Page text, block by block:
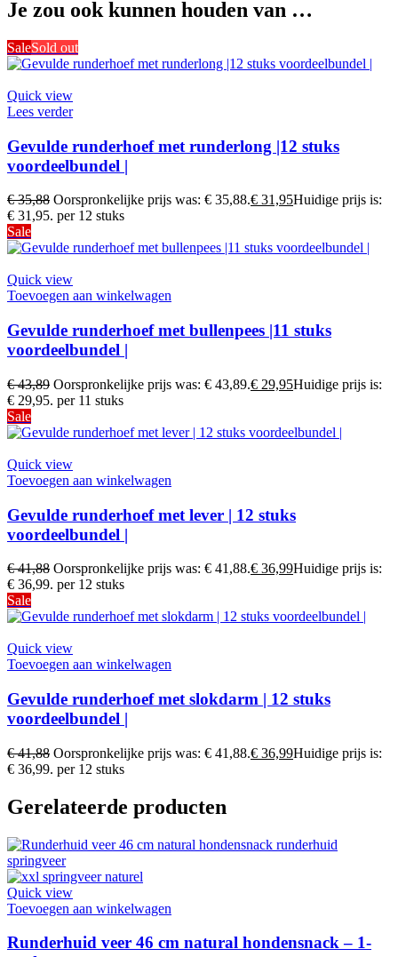
Je zou ook kunnen houden van …
SaleSold out
Quick view
Lees verder
Gevulde runderhoef met runderlong |12 stuks
voordeelbundel |
€35,88 Oorspronkelijke prijs was: € 35,88.€ 31,95Huidige prijs is:
€ 31,95. per 12 stuks
Sale
Quick view
Toevoegen aan winkelwagen
Gevulde runderhoef met bullenpees |11 stuks
voordeelbundel |
€43,89 Oorspronkelijke prijs was: € 43,89.€ 29,95Huidige prijs is:
€ 29,95. per 11 stuks
Sale
Quick view
Toevoegen aan winkelwagen
Gevulde runderhoef met lever | 12 stuks
voordeelbundel |
€41,88 Oorspronkelijke prijs was: € 41,88.€ 36,99Huidige prijs is:
€ 36,99. per 12 stuks
Sale
Quick view
Toevoegen aan winkelwagen
Gevulde runderhoef met slokdarm | 12 stuks
voordeelbundel |
€41,88 Oorspronkelijke prijs was: € 41,88.€ 36,99Huidige prijs is:
€ 36,99. per 12 stuks
Gerelateerde producten
Quick view
Toevoegen aan winkelwagen
Runderhuid veer 46 cm natural hondensnack – 1-